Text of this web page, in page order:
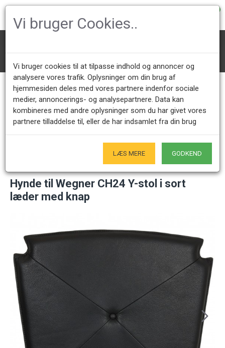
Kundeservice +45 28491875
Mandag - Fredag 9.00 - 17.00
Åbningstider showroom
Kun på forudgående aftale - Hverdage
Hynde til Wegner CH24 Y-stol i sort
læder med knap
Vi bruger Cookies..
Vi bruger cookies til at tilpasse indhold og annoncer og
analysere vores trafik. Oplysninger om din brug af
hjemmesiden deles med vores partnere indenfor sociale
medier, annoncerings- og analysepartnere. Data kan
kombineres med andre oplysninger som du har givet vores
partnere tilladdelse til, eller de har indsamlet fra din brug
LÆS MERE GODKEND